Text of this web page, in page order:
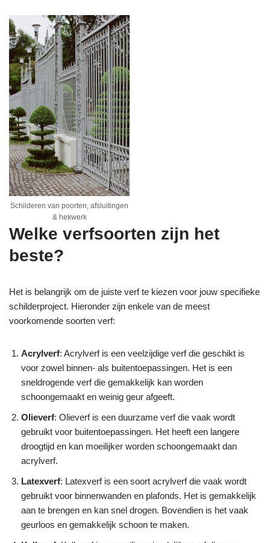
Schilderen van poorten, afsluitingen
& hekwerk
Welke verfsoorten zijn het
beste?
Het is belangrijk om de juiste verf te kiezen voor jouw specifieke
schilderproject. Hieronder zijn enkele van de meest
voorkomende soorten verf:
Acrylverf: Acrylverf is een veelzijdige verf die geschikt is
voor zowel binnen- als buitentoepassingen. Het is een
sneldrogende verf die gemakkelijk kan worden
schoongemaakt en weinig geur afgeeft.
Olieverf: Olieverf is een duurzame verf die vaak wordt
gebruikt voor buitentoepassingen. Het heeft een langere
droogtijd en kan moeilijker worden schoongemaakt dan
acrylverf.
Latexverf: Latexverf is een soort acrylverf die vaak wordt
gebruikt voor binnenwanden en plafonds. Het is gemakkelijk
aan te brengen en kan snel drogen. Bovendien is het vaak
geurloos en gemakkelijk schoon te maken.